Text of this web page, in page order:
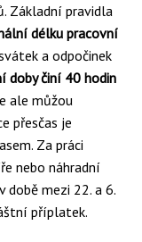
Základní pravidla
délku pracovní
a odpočinek
doby činí 40 hodin
ale můžou
přesčas je
Za práci
nebo náhradní
době mezi 22. a 6.
příplatek.